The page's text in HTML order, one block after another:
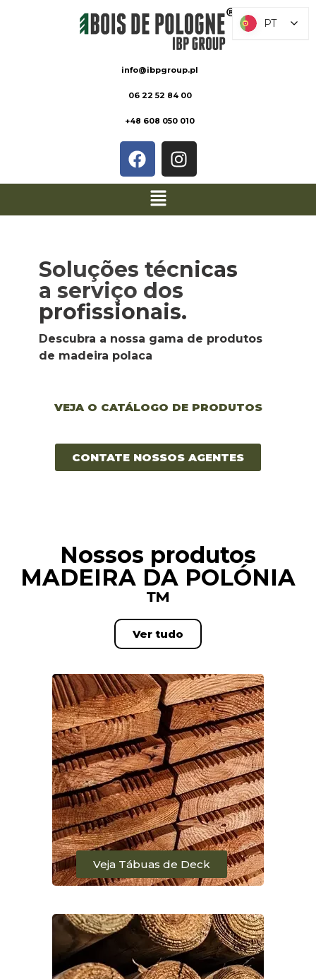
info@ibpgroup.pl
06 22 52 84 00
+48 608 050 010
Soluções técnicas
a serviço dos
profissionais.
Descubra a nossa gama de produtos
de madeira polaca
VEJA O CATÁLOGO DE PRODUTOS
CONTATE NOSSOS AGENTES
Nossos produtos
MADEIRA DA POLÓNIA
™
Ver tudo
Veja Tábuas de Deck
PT
PT